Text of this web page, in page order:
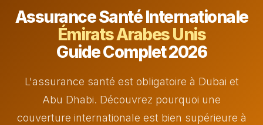
Assurance Santé Internationale
Émirats Arabes Unis
Guide Complet 2026
L'assurance santé est obligatoire à Dubai et
Abu Dhabi. Découvrez pourquoi une
couverture internationale est bien supérieure à